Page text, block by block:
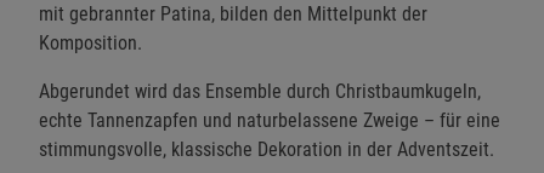
mit gebrannter Patina, bilden den Mittelpunkt der
Komposition.
Abgerundet wird das Ensemble durch Christbaumkugeln,
echte Tannenzapfen und naturbelassene Zweige – für eine
stimmungsvolle, klassische Dekoration in der Adventszeit.